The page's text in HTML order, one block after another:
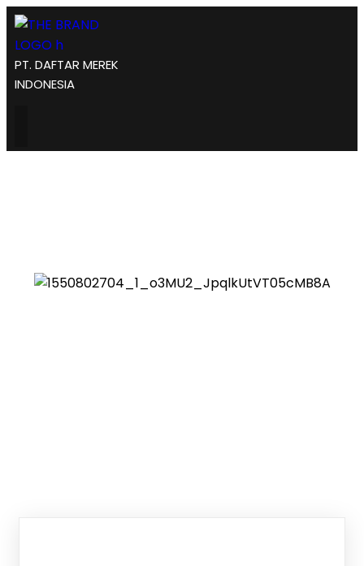
PT. DAFTAR MEREK
INDONESIA